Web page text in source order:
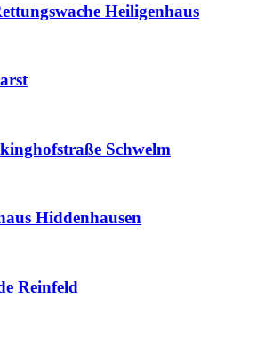
Heiligenhaus
Schwelm
Hiddenhausen
Reinfeld